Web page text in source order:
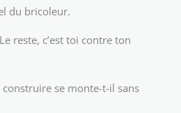
du bricoleur.
reste, c’est toi contre ton
se monte-t-il sans